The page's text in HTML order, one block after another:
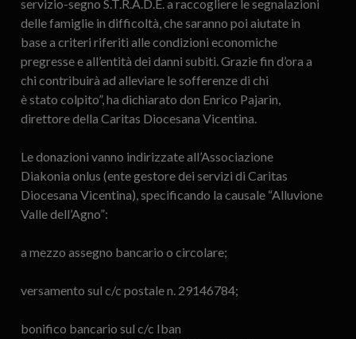
servizio-segno S.T.R.A.D.E. a raccogliere le segnalazioni
delle famiglie in difficoltà, che saranno poi aiutate in
base a criteri riferiti alle condizioni economiche
pregresse e all’entità dei danni subiti. Grazie fin d’ora a
chi contribuirà ad alleviare le sofferenze di chi
è stato colpito”, ha dichiarato don Enrico Pajarin,
direttore della Caritas Diocesana Vicentina.
Le donazioni vanno indirizzate all’Associazione
Diakonia onlus (ente gestore dei servizi di Caritas
Diocesana Vicentina), specificando la causale “Alluvione
Valle dell’Agno”:
a mezzo assegno bancario o circolare;
versamento sul c/c postale n. 29146784;
bonifico bancario sul c/c Iban